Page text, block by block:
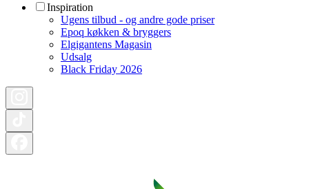
Inspiration
Ugens tilbud - og andre gode priser
Epoq køkken & bryggers
Elgigantens Magasin
Udsalg
Black Friday 2026